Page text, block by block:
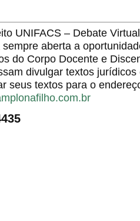
UNIFACS – Debate
aberta a
do Corpo Docente e
divulgar textos
seus textos para o